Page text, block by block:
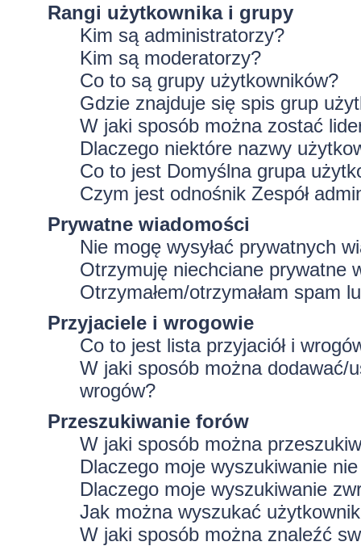
Rangi użytkownika i grupy
Kim są administratorzy?
Kim są moderatorzy?
Co to są grupy użytkowników?
Gdzie znajduje się spis grup
W jaki sposób można zostać
Dlaczego niektóre nazwy
Co to jest Domyślna grupa
Czym jest odnośnik Zespół
Prywatne wiadomości
Nie mogę wysyłać prywatnych
Otrzymuję niechciane prywatne
Otrzymałem/otrzymałam spam
Przyjaciele i wrogowie
Co to jest lista przyjaciół i
W jaki sposób można dodawać/
wrogów?
Przeszukiwanie forów
W jaki sposób można
Dlaczego moje wyszukiwanie
Dlaczego moje wyszukiwanie
Jak można wyszukać
W jaki sposób można znaleźć